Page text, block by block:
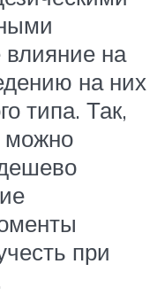
на
на них
типа. Так,
можно
при